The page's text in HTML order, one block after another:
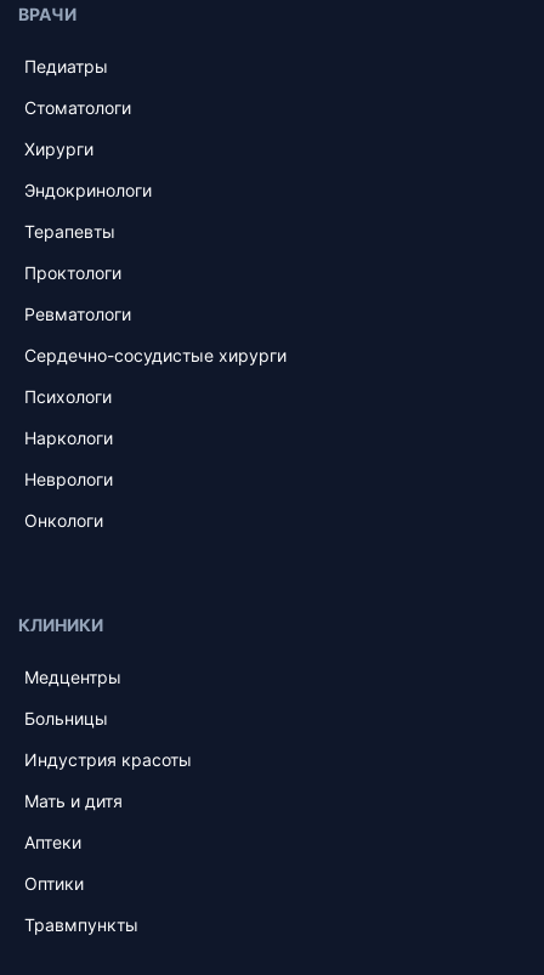
ВРАЧИ
Педиатры
Стоматологи
Хирурги
Эндокринологи
Терапевты
Проктологи
Ревматологи
Сердечно-сосудистые хирурги
Психологи
Наркологи
Неврологи
Онкологи
КЛИНИКИ
Медцентры
Больницы
Индустрия красоты
Мать и дитя
Аптеки
Оптики
Травмпункты